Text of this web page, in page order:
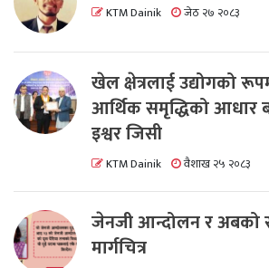
KTM Dainik जेठ २७ २०८३
खेल क्षेत्रलाई उद्योगको
आर्थिक समृद्धिको आधार
इश्वर जिसी
KTM Dainik वैशाख २५ २०८३
जेनजी आन्दोलन र अबको
मार्गचित्र